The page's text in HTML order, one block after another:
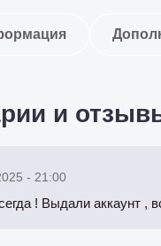
и
- 21:00
! Выдали аккаунт ,